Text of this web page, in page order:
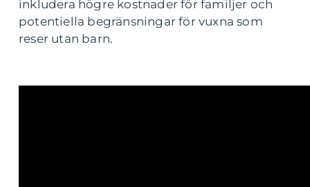
inkludera högre kostnader för familjer och
potentiella begränsningar för vuxna som
reser utan barn.